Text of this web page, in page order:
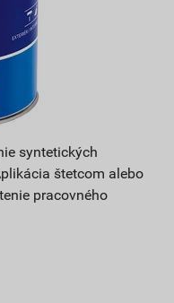
syntetických
štetcom alebo
pracovného